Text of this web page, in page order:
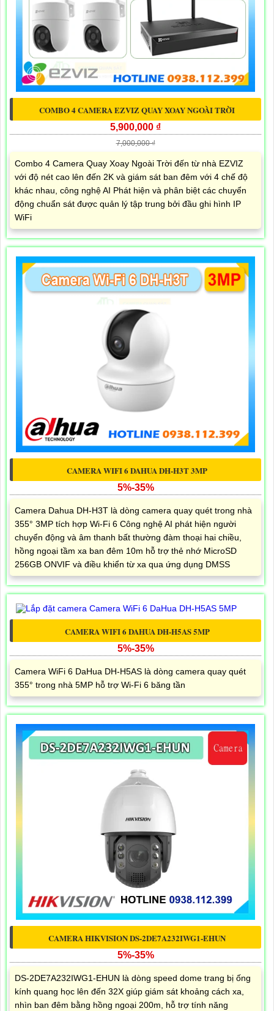
COMBO 4 CAMERA EZVIZ QUAY XOAY NGOÀI TRỜI
5,900,000 ₫
7,000,000 ₫
Combo 4 Camera Quay Xoay Ngoài Trời đến từ nhà EZVIZ
với độ nét cao lên đến 2K và giám sát ban đêm với 4 chế độ
khác nhau, công nghệ AI Phát hiện và phân biệt các chuyển
động chuẩn sát được quản lý tập trung bởi đầu ghi hình IP
WiFi
CAMERA WIFI 6 DAHUA DH-H3T 3MP
5%-35%
Camera Dahua DH-H3T là dòng camera quay quét trong nhà
355° 3MP tích hợp Wi-Fi 6 Công nghệ AI phát hiện người
chuyển động và âm thanh bất thường đàm thoại hai chiều,
hồng ngoại tầm xa ban đêm 10m hỗ trợ thẻ nhớ MicroSD
256GB ONVIF và điều khiển từ xa qua ứng dụng DMSS
CAMERA WIFI 6 DAHUA DH-H5AS 5MP
5%-35%
Camera WiFi 6 DaHua DH-H5AS là dòng camera quay quét
355° trong nhà 5MP hỗ trợ Wi-Fi 6 băng tần
CAMERA HIKVISION DS-2DE7A232IWG1-EHUN
5%-35%
DS-2DE7A232IWG1-EHUN là dòng speed dome trang bị ống
kính quang học lên đến 32X giúp giám sát khoảng cách xa,
nhìn ban đêm bằng hồng ngoại 200m, hỗ trợ tính năng